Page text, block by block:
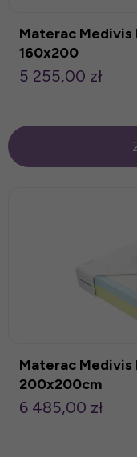
Materac
160x200
5 255,00 zł
Materac
200x200cm
6 485,00 zł